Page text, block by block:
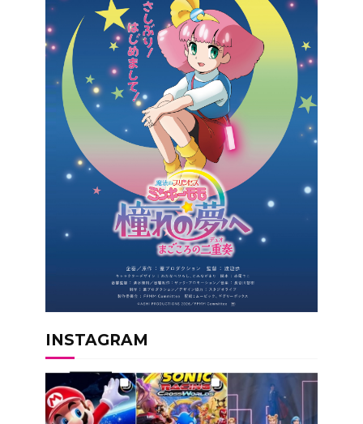
INSTAGRAM